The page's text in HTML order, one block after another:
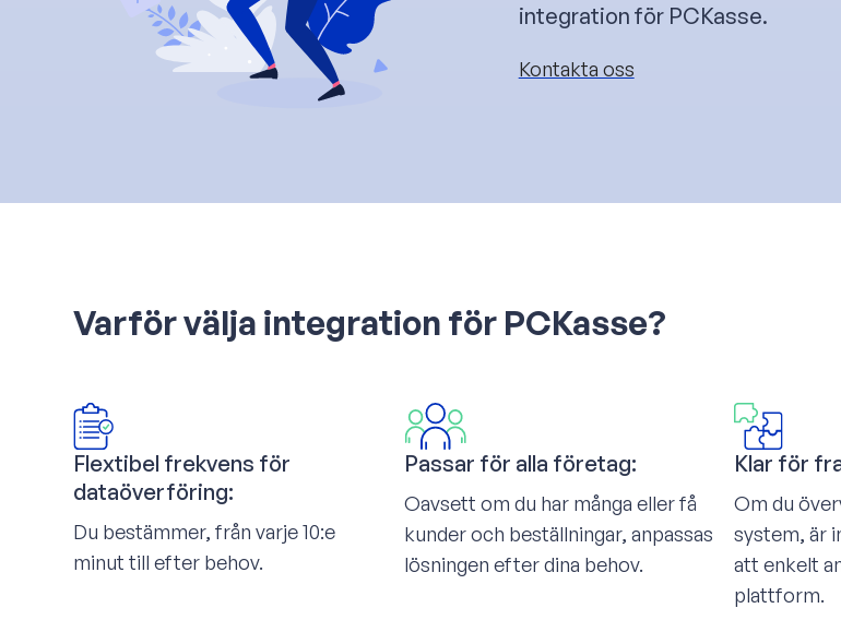
integration för PCKasse.
Kontakta oss
Varför välja integration för PCKasse?
Flextibel frekvens för
dataöverföring:
Du bestämmer, från varje 10:e
minut till efter behov.
Passar för alla företag:
Oavsett om du har många eller få
kunder och beställningar, anpassas
lösningen efter dina behov.
Klar för
Om du
system, är
att enkelt
plattform.